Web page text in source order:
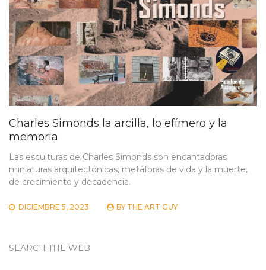
Charles Simonds la arcilla, lo efímero y la
memoria
Las esculturas de Charles Simonds son encantadoras
miniaturas arquitectónicas, metáforas de vida y la muerte,
de crecimiento y decadencia.
DICIEMBRE 5, 2023 BY THE ART GUY
SEARCH THE WEB